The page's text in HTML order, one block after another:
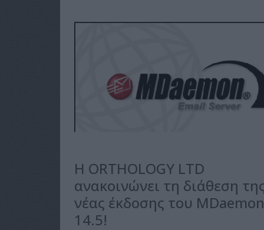
Η ORTHOLOGY LTD
ανακοινώνει τη διάθεση
νέας έκδοσης του MDaemon
14.5!